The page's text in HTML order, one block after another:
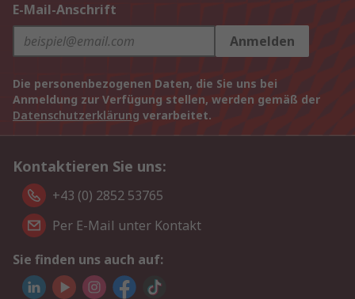
E-Mail-Anschrift
Anmelden
Die personenbezogenen Daten, die Sie uns bei
Anmeldung zur Verfügung stellen, werden gemäß der
Datenschutzerklärung verarbeitet.
Kontaktieren Sie uns:
+43 (0) 2852 53765
Per E-Mail unter Kontakt
Sie finden uns auch auf: